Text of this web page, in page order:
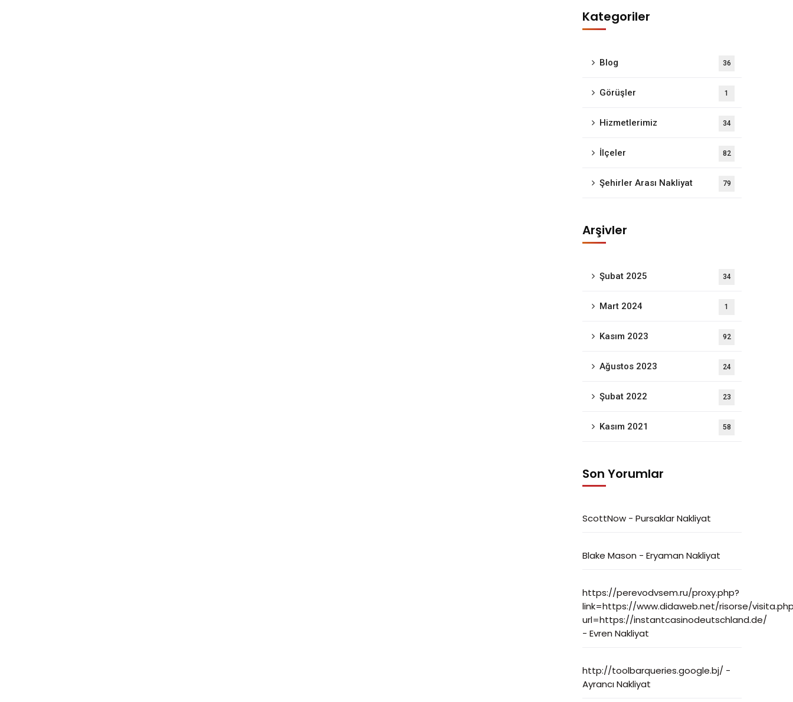
Kategoriler
Blog 36
Görüşler 1
Hizmetlerimiz 34
İlçeler 82
Şehirler Arası Nakliyat 79
Arşivler
Şubat 2025 34
Mart 2024 1
Kasım 2023 92
Ağustos 2023 24
Şubat 2022 23
Kasım 2021 58
Son Yorumlar
ScottNow - Pursaklar Nakliyat
Blake Mason - Eryaman Nakliyat
https://perevodvsem.ru/proxy.php?
link=https://www.didaweb.net/risorse/
url=https://instantcasinodeutschland.de/
- Evren Nakliyat
http://toolbarqueries.google.bj/ -
Ayrancı Nakliyat